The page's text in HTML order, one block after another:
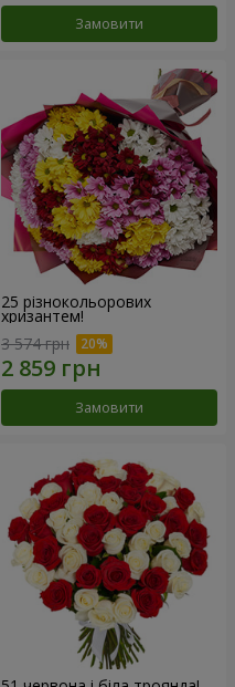
Замовити
25 різнокольорових
хризантем!
3 574 грн
Замовити